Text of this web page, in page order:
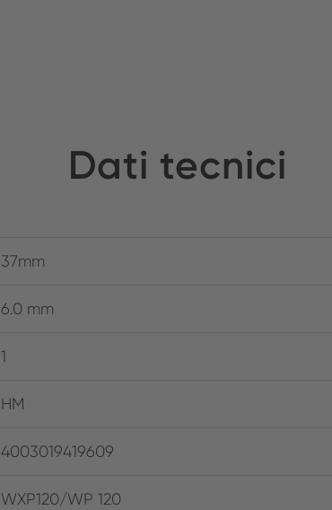
Dati tecnici
37mm
6.0 mm
1
HM
4003019419609
WXP120/WP 120